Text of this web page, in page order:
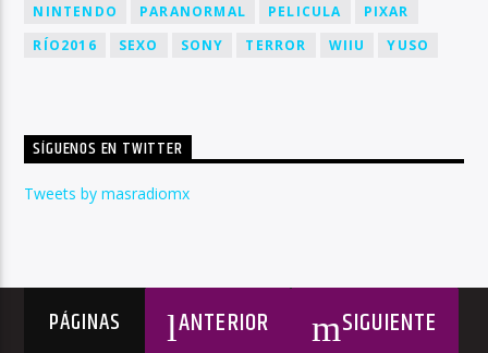
NINTENDO
PARANORMAL PELICULA
PIXAR
RÍO2016
SEXO SONY TERROR WIIU YUSO
SÍGUENOS EN TWITTER
Tweets by masradiomx
PÁGINAS ANTERIOR SIGUIENTE